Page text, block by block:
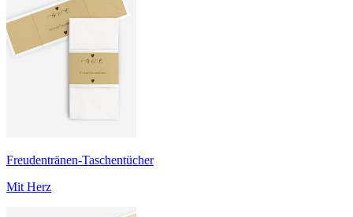
Freudentränen-Taschentücher
Mit Herz